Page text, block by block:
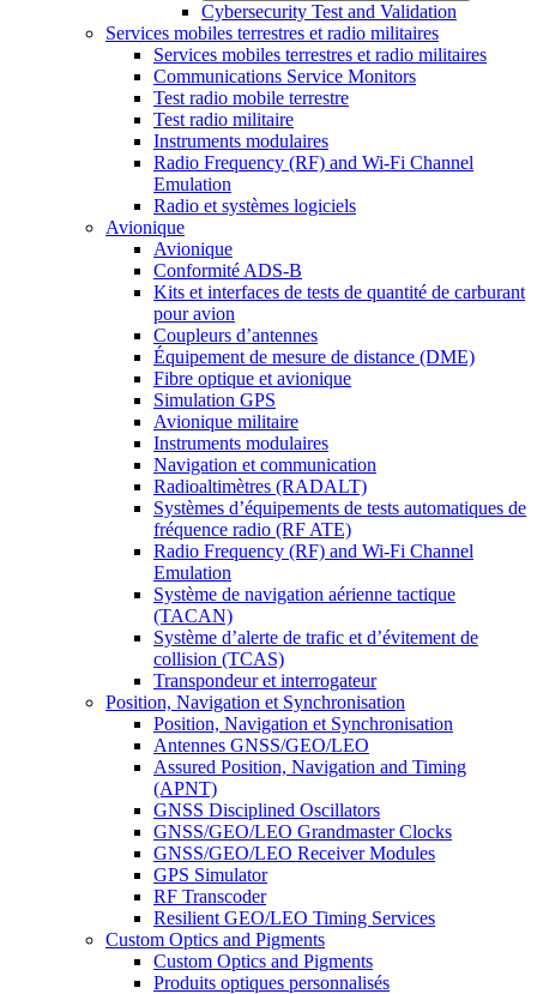
Cybersecurity Test and Validation
Services mobiles terrestres et radio militaires
Services mobiles terrestres et radio militaires
Communications Service Monitors
Test radio mobile terrestre
Test radio militaire
Instruments modulaires
Radio Frequency (RF) and Wi-Fi Channel
Emulation
Radio et systèmes logiciels
Avionique
Avionique
Conformité ADS-B
Kits et interfaces de tests de quantité de carburant
pour avion
Coupleurs d’antennes
Équipement de mesure de distance (DME)
Fibre optique et avionique
Simulation GPS
Avionique militaire
Instruments modulaires
Navigation et communication
Radioaltimètres (RADALT)
Systèmes d’équipements de tests automatiques de
fréquence radio (RF ATE)
Radio Frequency (RF) and Wi-Fi Channel
Emulation
Système de navigation aérienne tactique
(TACAN)
Système d’alerte de trafic et d’évitement de
collision (TCAS)
Transpondeur et interrogateur
Position, Navigation et Synchronisation
Position, Navigation et Synchronisation
Antennes GNSS/GEO/LEO
Assured Position, Navigation and Timing
(APNT)
GNSS Disciplined Oscillators
GNSS/GEO/LEO Grandmaster Clocks
GNSS/GEO/LEO Receiver Modules
GPS Simulator
RF Transcoder
Resilient GEO/LEO Timing Services
Custom Optics and Pigments
Custom Optics and Pigments
Produits optiques personnalisés